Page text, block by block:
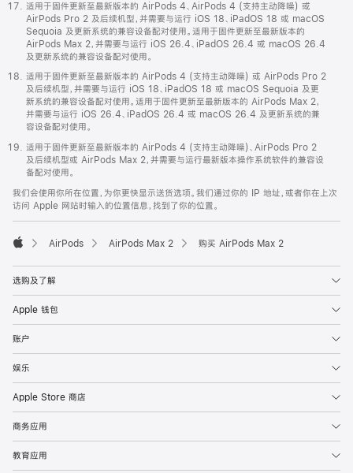
适用于固件更新至最新版本的 AirPods 4、AirPods 4 (支持主动降噪) 或
AirPods Pro 2 及后续机型，并需要与运行 iOS 18、iPadOS 18 或 macOS
Sequoia 及更新系统的兼容设备配对使用。适用于固件更新至最新版本的
AirPods Max 2，并需要与运行 iOS 26.4、iPadOS 26.4 或 macOS 26.4
及更新系统的兼容设备配对使用。
适用于固件更新至最新版本的 AirPods 4 (支持主动降噪) 或 AirPods Pro 2
及后续机型，并需要与运行 iOS 18、iPadOS 18 或 macOS Sequoia 及更
新系统的兼容设备配对使用。适用于固件更新至最新版本的 AirPods Max 2，
并需要与运行 iOS 26.4、iPadOS 26.4 或 macOS 26.4 及更新系统的兼
容设备配对使用。
适用于固件更新至最新版本的 AirPods 4 (支持主动降噪)、AirPods Pro 2
及后续机型或 AirPods Max 2，并需要与运行最新版本操作系统软件的兼容设
备配对使用。
我们会使用你所在位置，为你更快显示送货选项。我们通过你的 IP 地址，或者你在上次
访问 Apple 网站时输入的位置信息，找到了你的位置。
AirPods AirPods Max 2 购买 AirPods Max 2
选购及了解
Apple 钱包
账户
娱乐
Apple Store 商店
商务应用
教育应用